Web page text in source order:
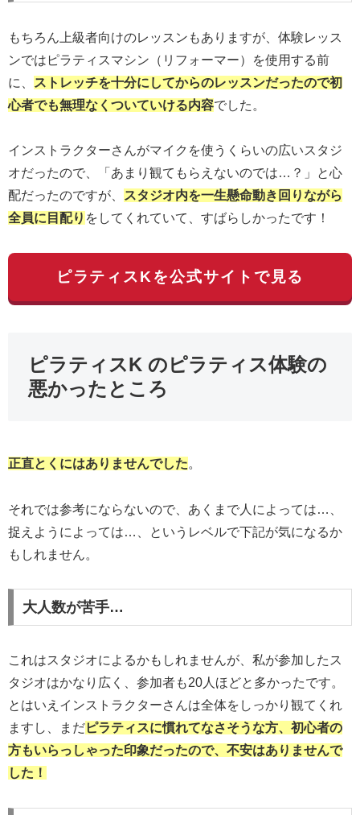
もちろん上級者向けのレッスンもありますが、体験レッス
ンではピラティスマシン（リフォーマー）を使用する前
に、
ストレッチを十分にしてからのレッスンだったので初
心者でも無理なくついていける内容でした。
インストラクターさんがマイクを使うくらいの広いスタジ
オだったので、「あまり観てもらえないのでは…？」と心
配だったのですが、
スタジオ内を一生懸命動き回りながら
全員に目配り をしてくれていて、すばらしかったです！
ピラティスKを公式サイトで見る
ピラティスK のピラティス体験の
悪かったところ
正直とくにはありませんでした。
それでは参考にならないので、あくまで人によっては…、
捉えようによっては…、というレベルで下記が気になるか
もしれません。
大人数が苦手…
これはスタジオによるかもしれませんが、私が参加したス
タジオはかなり広く、参加者も20人ほどと多かったです。
とはいえインストラクターさんは全体をしっかり観てくれ
ますし、まだピラティスに慣れてなさそうな方、初心者の
方もいらっしゃった印象だったので、不安はありませんで
した！